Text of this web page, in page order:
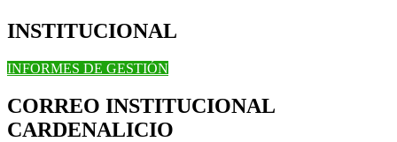
INSTITUCIONAL
INFORMES DE GESTIÓN
CORREO INSTITUCIONAL
CARDENALICIO